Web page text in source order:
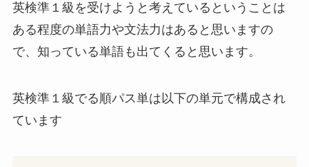
英検準１級を受けようと考えているということは
ある程度の単語力や文法力はあると思いますの
で、知っている単語も出てくると思います。
英検準１級でる順パス単は以下の単元で構成され
ています